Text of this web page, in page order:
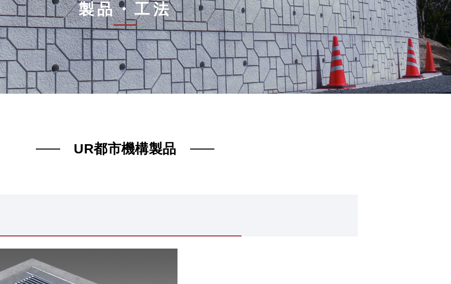
製品・工法
UR都市機構製品